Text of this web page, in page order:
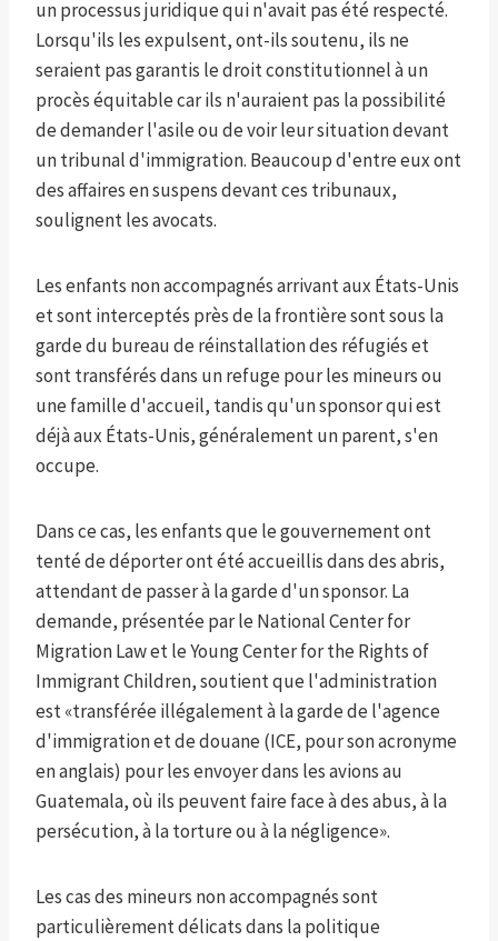
un processus juridique qui n'avait pas été respecté.
Lorsqu'ils les expulsent, ont-ils soutenu, ils ne
seraient pas garantis le droit constitutionnel à un
procès équitable car ils n'auraient pas la possibilité
de demander l'asile ou de voir leur situation devant
un tribunal d'immigration. Beaucoup d'entre eux ont
des affaires en suspens devant ces tribunaux,
soulignent les avocats.
Les enfants non accompagnés arrivant aux États-Unis
et sont interceptés près de la frontière sont sous la
garde du bureau de réinstallation des réfugiés et
sont transférés dans un refuge pour les mineurs ou
une famille d'accueil, tandis qu'un sponsor qui est
déjà aux États-Unis, généralement un parent, s'en
occupe.
Dans ce cas, les enfants que le gouvernement ont
tenté de déporter ont été accueillis dans des abris,
attendant de passer à la garde d'un sponsor. La
demande, présentée par le National Center for
Migration Law et le Young Center for the Rights of
Immigrant Children, soutient que l'administration
est «transférée illégalement à la garde de l'agence
d'immigration et de douane (ICE, pour son acronyme
en anglais) pour les envoyer dans les avions au
Guatemala, où ils peuvent faire face à des abus, à la
persécution, à la torture ou à la négligence».
Les cas des mineurs non accompagnés sont
particulièrement délicats dans la politique